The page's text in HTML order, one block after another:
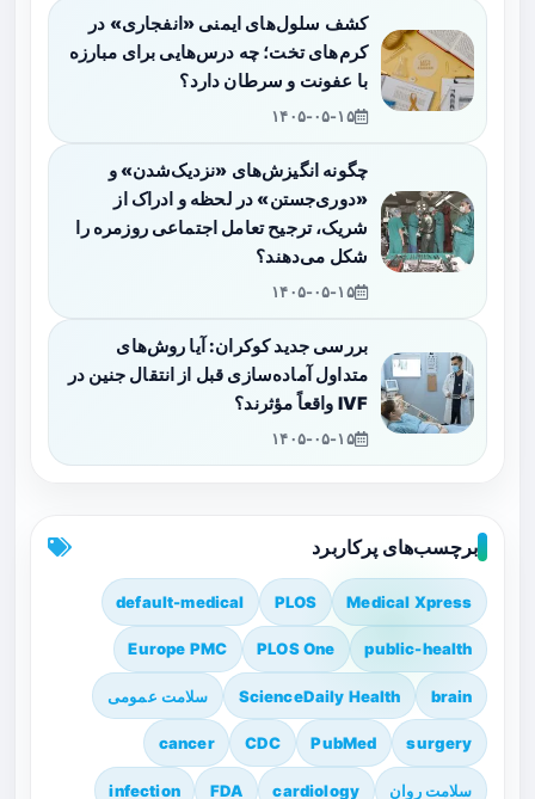
کشف سلول‌های ایمنی «انفجاری» در
کرم‌های تخت؛ چه درس‌هایی برای مبارزه
با عفونت و سرطان دارد؟
۱۴۰۵-۰۵-۱۵
چگونه انگیزش‌های «نزدیک‌شدن» و
«دوری‌جستن» در لحظه و ادراک از
شریک، ترجیح تعامل اجتماعی روزمره را
شکل می‌دهند؟
۱۴۰۵-۰۵-۱۵
بررسی جدید کوکران: آیا روش‌های
متداول آماده‌سازی قبل از انتقال جنین در
IVF واقعاً مؤثرند؟
۱۴۰۵-۰۵-۱۵
برچسب‌های پرکاربرد
Medical Xpress
PLOS
default-medical
public-health
PLOS One
Europe PMC
brain
ScienceDaily Health سلامت عمومی
surgery
PubMed
CDC
cancer
سلامت روان cardiology
FDA
infection